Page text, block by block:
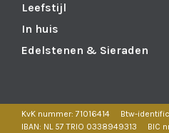
Leefstijl
In huis
Edelstenen & Sieraden
KvK nummer: 71016414
Btw-
IBAN: NL 57 TRIO 0338949313
BIC